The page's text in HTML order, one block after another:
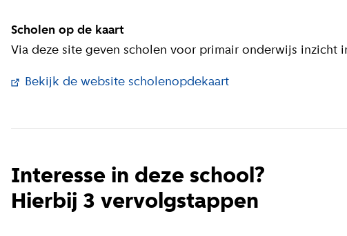
Scholen op de kaart
Via deze site geven scholen voor primair onderwijs inzicht
Bekijk de website scholenopdekaart(
Interesse in deze school?
Hierbij 3 vervolgstappen